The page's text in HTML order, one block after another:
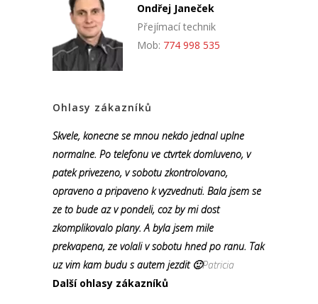
Ondřej Janeček
Přejímací technik
Mob: 774 998 535
Ohlasy zákazníků
Skvele, konecne se mnou nekdo jednal uplne
normalne. Po telefonu ve ctvrtek domluveno, v
patek privezeno, v sobotu zkontrolovano,
opraveno a pripaveno k vyzvednuti. Bala jsem se
ze to bude az v pondeli, coz by mi dost
zkomplikovalo plany. A byla jsem mile
prekvapena, ze volali v sobotu hned po ranu. Tak
uz vim kam budu s autem jezdit 🙂Patricia
Další ohlasy zákazníků